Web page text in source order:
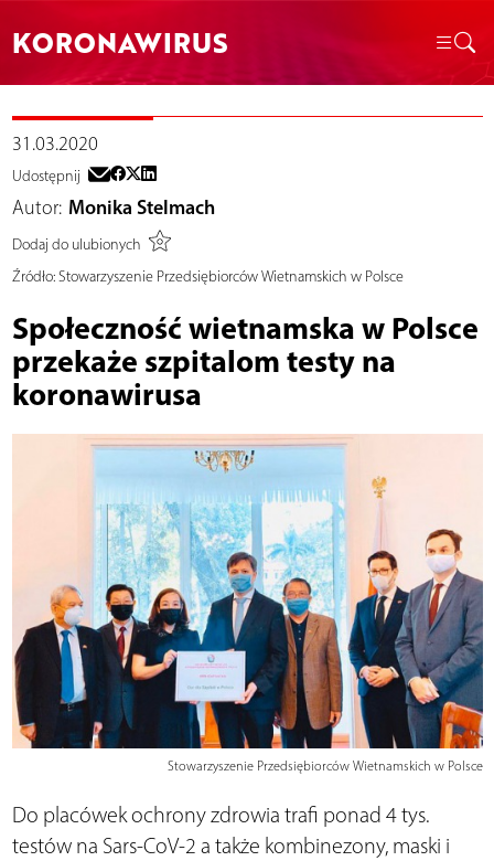
KORONAWIRUS
31.03.2020
Udostępnij
Autor: Monika Stelmach
Dodaj do ulubionych
Źródło:Stowarzyszenie Przedsiębiorców Wietnamskich w Polsce
Społeczność wietnamska w Polsce
przekaże szpitalom testy na
koronawirusa
Stowarzyszenie Przedsiębiorców Wietnamskich w Polsce
Do placówek ochrony zdrowia trafi ponad 4 tys.
testów na Sars-CoV-2 a także kombinezony, maski i